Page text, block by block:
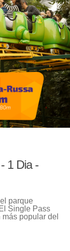
1 Dia -
parque
Single Pass
popular del